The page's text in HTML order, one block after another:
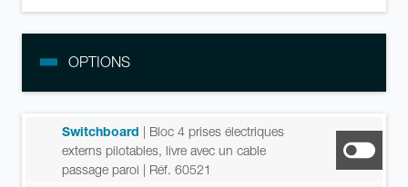
OPTIONS
Switchboard | Bloc 4 prises électriques
externs pilotables, livre avec un cable
passage paroi | Réf. 60521